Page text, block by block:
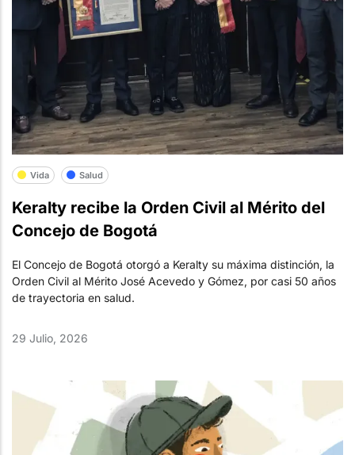
Vida Salud
Keralty recibe la Orden Civil al Mérito del
Concejo de Bogotá
El Concejo de Bogotá otorgó a Keralty su máxima distinción, la
Orden Civil al Mérito José Acevedo y Gómez, por casi 50 años
de trayectoria en salud.
29 Julio, 2026